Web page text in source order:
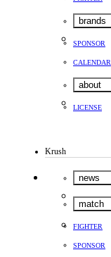
brands
SPONSOR
CALENDAR
about
LICENSE
Krush
news
match
FIGHTER
SPONSOR